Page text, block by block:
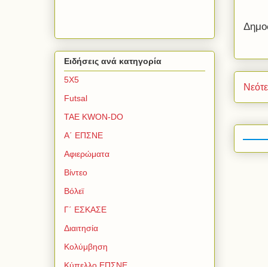
Ειδήσεις ανά κατηγορία
5Χ5
Futsal
TAE KWON-DO
Α΄ ΕΠΣΝΕ
Αφιερώματα
Βίντεο
Βόλεϊ
Γ΄ ΕΣΚΑΣΕ
Διαιτησία
Κολύμβηση